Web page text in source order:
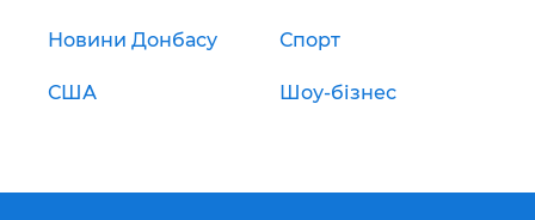
Новини Донбасу Спорт
США Шоу-бізнес